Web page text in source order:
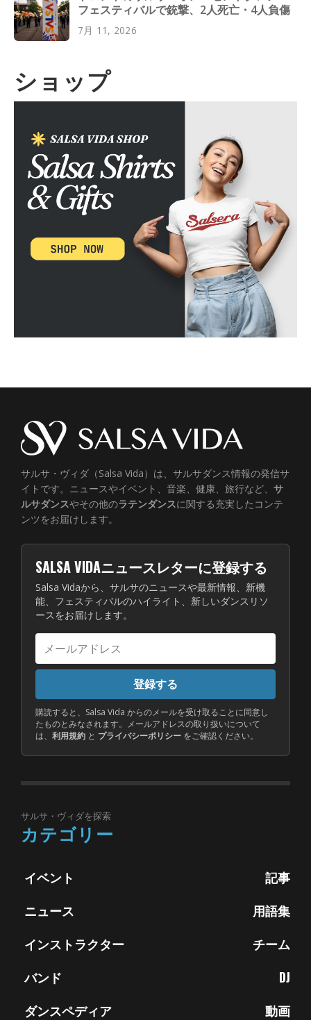
フェスティバルで銃撃、2人死亡・4人負傷
7月 11, 2026
ショップ
サルサ・ヴィダ（Salsa Vida）は、サルサダンス情報の発信サ
イトです。ニュースやイベント、音楽、健康、旅行など、 サ
ルサダンスやその他のラテンダンスに関する充実したコンテ
ンツをお届けします。
SALSA VIDAニュースレターに登録する
Salsa Vidaから、サルサのニュースや最新情報、新機
能、フェスティバルのハイライト、新しいダンスリソ
ースをお届けします。
ー
ル
ア
ド
レ
ス
登録する
購読すると、Salsa Vida からのメールを受け取ることに同意し
たものとみなされます。メールアドレスの取り扱いについて
は、 利用規約 と プライバシーポリシー をご確認ください。
サルサ・ヴィダを探索
カテゴリー
記事
イベント
用語集
ニュース
チーム
インストラクター
DJ
バンド
動画
ダンスペディア